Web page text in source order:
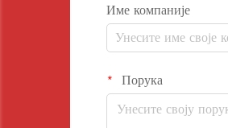
Име компаније
Порука